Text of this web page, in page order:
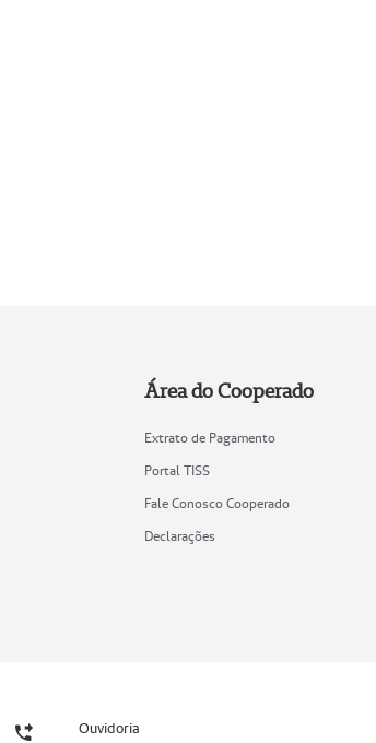
Área do Cooperado
Extrato de Pagamento
Portal TISS
Fale Conosco Cooperado
Declarações
Ouvidoria